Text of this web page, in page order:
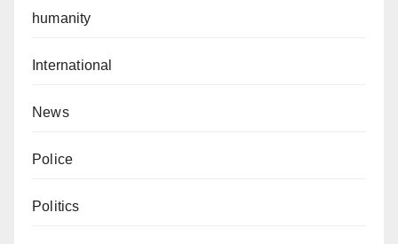
humanity
International
News
Police
Politics